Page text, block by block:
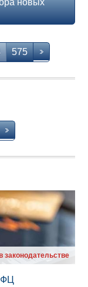
новых
575
законодательстве